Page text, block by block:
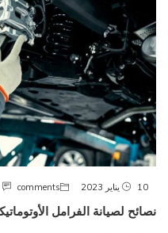
10 يناير 2023 comments
نصائح لصيانة الفرامل الأوتوماتيكية